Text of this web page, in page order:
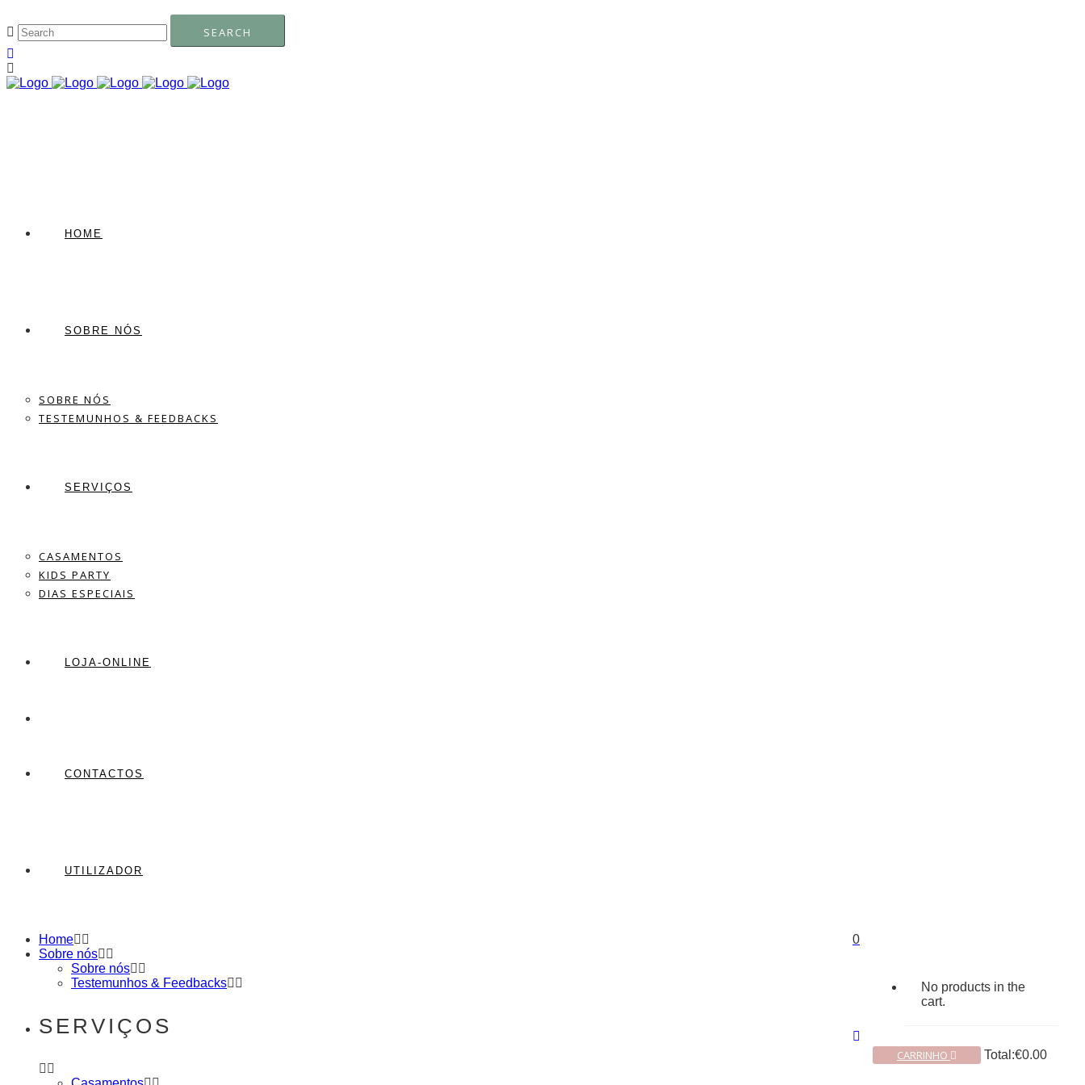
HOME
SOBRE NÓS
SOBRE NÓS
TESTEMUNHOS & FEEDBACKS
SERVIÇOS
CASAMENTOS
KIDS PARTY
DIAS ESPECIAIS
LOJA-ONLINE
CONTACTOS
UTILIZADOR
0
No products in the
cart.
CARRINHO Total:€0.00
Home
Sobre nós
Sobre nós
Testemunhos & Feedbacks
SERVIÇOS